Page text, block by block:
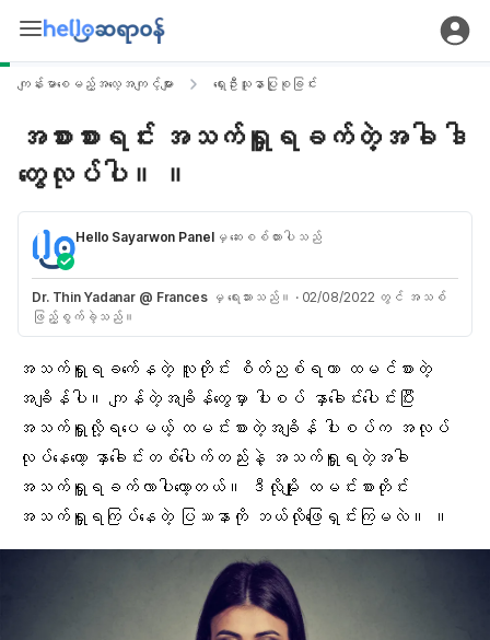
ကျန်းမာစေမည့်အလေ့အကျင့်များ ရှေးဦးသူနာပြုစုခြင်း
အစားစားရင်း အသက်ရှူရခက်တဲ့အခါ ဒါ
တွေလုပ်ပါ။ ။
Hello Sayarwon Panelမှ ဆေးစစ်ထားပါသည်
Dr. Thin Yadanar @ Francesမှ ရေးသားသည်။ · 02/08/2022 တွင် အသစ်
ဖြည့်စွက်ခဲ့သည်။
အသက်ရှူရခက်ေနတဲ့ လူတိုင်း စိတ်ညစ်ရတာ ထမင်စားတဲ့
အချိန်ပါ။ ကျန်တဲ့အချိန်တွေမှာ ပါးစပ် နှာခေါင်းပေါင်းပြီး
အသက်ရှူလို့ရပေမယ့် ထမင်းစားတဲ့အချိန် ပါးစပ်က အလုပ်
လုပ်နေတော့ နှာခေါင်းတစ်ပေါက်တည်းနဲ့ အသက်ရှူ ရတဲ့အခါ
အသက်ရှူရခက်လာပါတော့တယ်။ ဒီလိုမျိုး ထမင်းစားတိုင်း
အသက်ရှူရကြပ်နေတဲ့ ပြဿနာကို ဘယ်လိုဖြေရှင်းကြမလဲ။ ။